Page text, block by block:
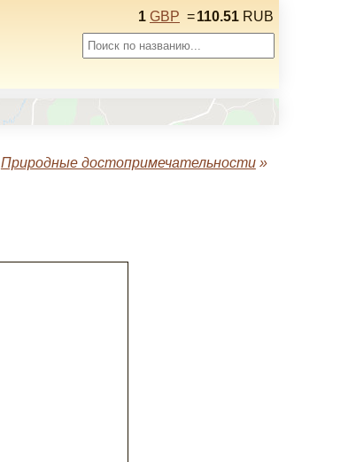
1 GBP =110.51 RUB
Природные достопримечательности»